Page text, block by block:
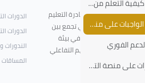
فيديو تعريفي عن كيفية التعلم من خلال الفصول الافتراضية
فيديو | كيفية رفع الواجبات على منصة التعلم بلاك بورد لطللبة
الفوري
نصائح اجراء الاختبارات على منصة التعلم بلاك بورد (للطلبة)
الإلكتروني - أحد مبادرة التعليم
بجامعة الطائف - والتي تجمع بين
الذاتي والافتراضي في بيئة
على أساليب التعليم التفاعلي
التحفيزية
الدورات
الدورات
الندورات